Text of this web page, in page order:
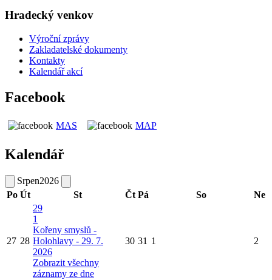
Hradecký venkov
Výroční zprávy
Zakladatelské dokumenty
Kontakty
Kalendář akcí
Facebook
MAS MAP
Kalendář
Srpen2026
Po Út St Čt Pá So Ne
27 28
29
1
Kořeny smyslů -
Holohlavy - 29. 7.
2026
Zobrazit všechny
záznamy ze dne
30 31 1 2